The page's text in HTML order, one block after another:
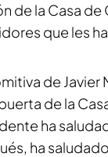
de la Casa
que les
de Javier
de la
ha
ha